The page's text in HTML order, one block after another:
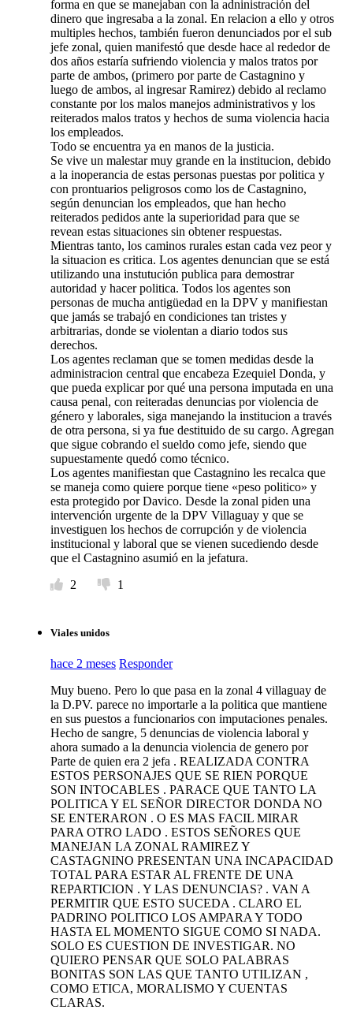
forma en que se manejaban con la adninistración del
dinero que ingresaba a la zonal. En relacion a ello y otros
multiples hechos, también fueron denunciados por el sub
jefe zonal, quien manifestó que desde hace al rededor de
dos años estaría sufriendo violencia y malos tratos por
parte de ambos, (primero por parte de Castagnino y
luego de ambos, al ingresar Ramirez) debido al reclamo
constante por los malos manejos administrativos y los
reiterados malos tratos y hechos de suma violencia hacia
los empleados.
Todo se encuentra ya en manos de la justicia.
Se vive un malestar muy grande en la institucion, debido
a la inoperancia de estas personas puestas por politica y
con prontuarios peligrosos como los de Castagnino,
según denuncian los empleados, que han hecho
reiterados pedidos ante la superioridad para que se
revean estas situaciones sin obtener respuestas.
Mientras tanto, los caminos rurales estan cada vez peor y
la situacion es critica. Los agentes denuncian que se está
utilizando una instutución publica para demostrar
autoridad y hacer politica. Todos los agentes son
personas de mucha antigüedad en la DPV y manifiestan
que jamás se trabajó en condiciones tan tristes y
arbitrarias, donde se violentan a diario todos sus
derechos.
Los agentes reclaman que se tomen medidas desde la
administracion central que encabeza Ezequiel Donda, y
que pueda explicar por qué una persona imputada en una
causa penal, con reiteradas denuncias por violencia de
género y laborales, siga manejando la institucion a través
de otra persona, si ya fue destituido de su cargo. Agregan
que sigue cobrando el sueldo como jefe, siendo que
supuestamente quedó como técnico.
Los agentes manifiestan que Castagnino les recalca que
se maneja como quiere porque tiene «peso politico» y
esta protegido por Davico. Desde la zonal piden una
intervención urgente de la DPV Villaguay y que se
investiguen los hechos de corrupción y de violencia
institucional y laboral que se vienen sucediendo desde
que el Castagnino asumió en la jefatura.
2
1
Viales unidos
hace 2 meses Responder
Muy bueno. Pero lo que pasa en la zonal 4 villaguay de
la D.PV. parece no importarle a la politica que mantiene
en sus puestos a funcionarios con imputaciones penales.
Hecho de sangre, 5 denuncias de violencia laboral y
ahora sumado a la denuncia violencia de genero por
Parte de quien era 2 jefa . REALIZADA CONTRA
ESTOS PERSONAJES QUE SE RIEN PORQUE
SON INTOCABLES . PARACE QUE TANTO LA
POLITICA Y EL SEÑOR DIRECTOR DONDA NO
SE ENTERARON . O ES MAS FACIL MIRAR
PARA OTRO LADO . ESTOS SEÑORES QUE
MANEJAN LA ZONAL RAMIREZ Y
CASTAGNINO PRESENTAN UNA INCAPACIDAD
TOTAL PARA ESTAR AL FRENTE DE UNA
REPARTICION . Y LAS DENUNCIAS? . VAN A
PERMITIR QUE ESTO SUCEDA . CLARO EL
PADRINO POLITICO LOS AMPARA Y TODO
HASTA EL MOMENTO SIGUE COMO SI NADA.
SOLO ES CUESTION DE INVESTIGAR. NO
QUIERO PENSAR QUE SOLO PALABRAS
BONITAS SON LAS QUE TANTO UTILIZAN ,
COMO ETICA, MORALISMO Y CUENTAS
CLARAS.